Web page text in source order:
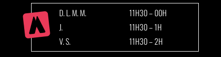
D. L. M. M.
11H30 – 00H
J.
11H30 – 1H
V. S.
11H30 – 2H